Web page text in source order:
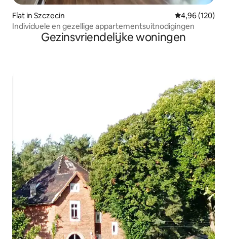
Flat in Szczecin Gemiddelde
4,96 (120)
Individuele en gezellige appartementsuitnodigingen
Gezinsvriendelijke woningen